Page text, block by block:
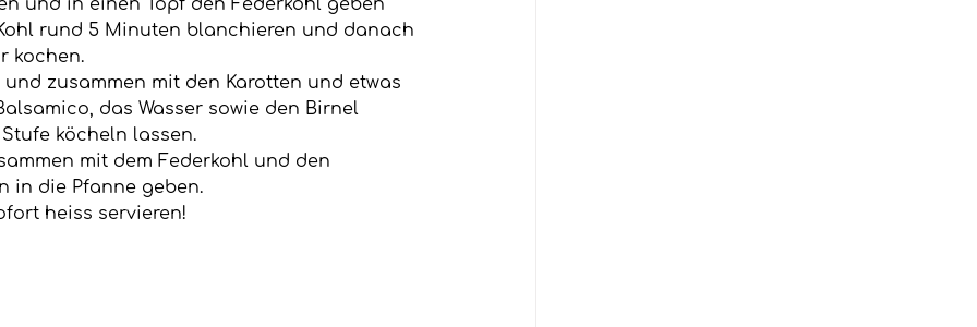
und in einen Topf den Federkohl geben
rund 5 Minuten blanchieren und danach
kochen.
zusammen mit den Karotten und etwas
das Wasser sowie den Birnel
köcheln lassen.
mit dem Federkohl und den
in die Pfanne geben.
heiss servieren!